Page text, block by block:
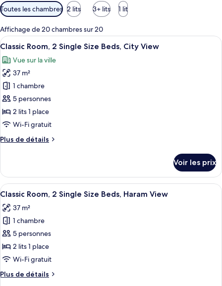
Filtres
disponibles
pour
les
chambres
Toutes les chambres 2 lits 3+ lits 1 lit
Affichage de 20 chambres sur 20
Afficher
toutes
les
photos
pour
ce
type
de
chambre :
Classic
Single
Size
Beds,
City
View
Une chambre d’hôtel avec deux lits,
6
Classic Room, 2 Single Size Beds, City View
Vue sur la ville
37 m²
1 chambre
5 personnes
2 lits 1 place
Wi-Fi gratuit
Plus de détails
Plus
le
type
de
Classic
Room,
Single
Size
Beds,
City
View
Voir les prix
Afficher
toutes
les
photos
pour
ce
type
chambre :
Une chambre d’hôtel avec deux lits,
7
Classic Room, 2 Single Size Beds, Haram View
37 m²
1 chambre
5 personnes
2 lits 1 place
Wi-Fi gratuit
Plus de détails
Plus